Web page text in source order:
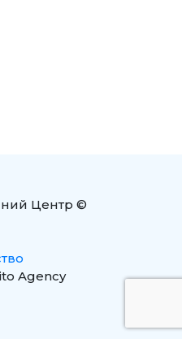
Центр ©
Agency